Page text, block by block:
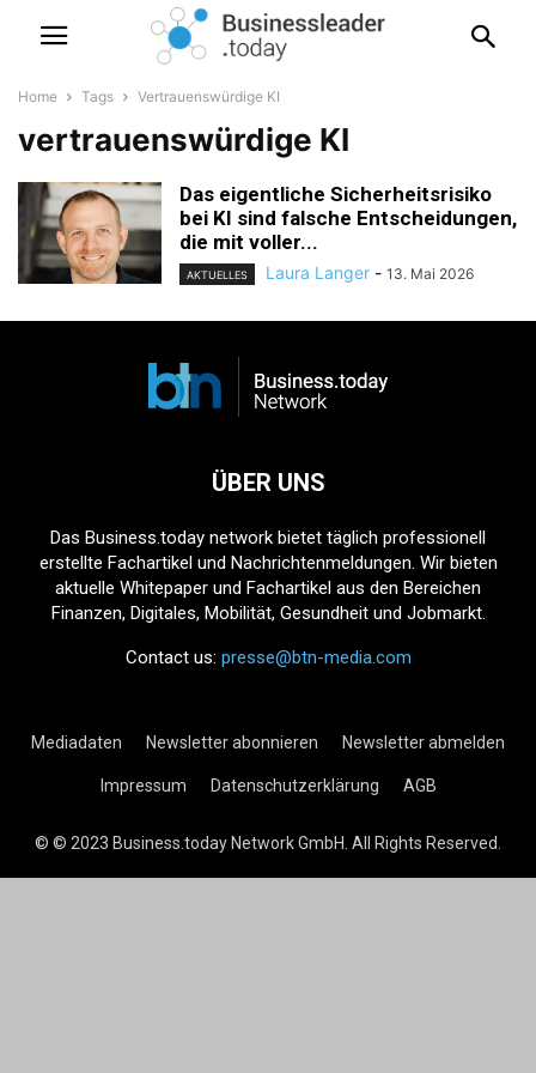
Home Tags Vertrauenswürdige KI
vertrauenswürdige KI
Das eigentliche Sicherheitsrisiko
bei KI sind falsche Entscheidungen,
die mit voller...
AKTUELLES Laura Langer - 13. Mai 2026
ÜBER UNS
Das Business.today network bietet täglich professionell
erstellte Fachartikel und Nachrichtenmeldungen. Wir bieten
aktuelle Whitepaper und Fachartikel aus den Bereichen
Finanzen, Digitales, Mobilität, Gesundheit und Jobmarkt.
Contact us: presse@btn-media.com
Mediadaten Newsletter abonnieren Newsletter abmelden
Impressum Datenschutzerklärung AGB
© © 2023 Business.today Network GmbH. All Rights Reserved.